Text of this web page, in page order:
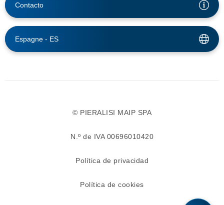
Contacto
Espagne - ES
© PIERALISI MAIP SPA
N.º de IVA 00696010420
Política de privacidad
Política de cookies